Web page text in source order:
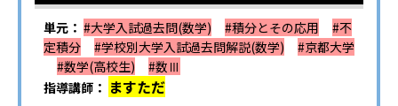
単元： #大学入試過去問(数学) #積分とその応用
#不
定積分
#学校別大学入試過去問解説(数学)
#京都大学
#数学(高校生)
#数Ⅲ
指導講師： ますただ